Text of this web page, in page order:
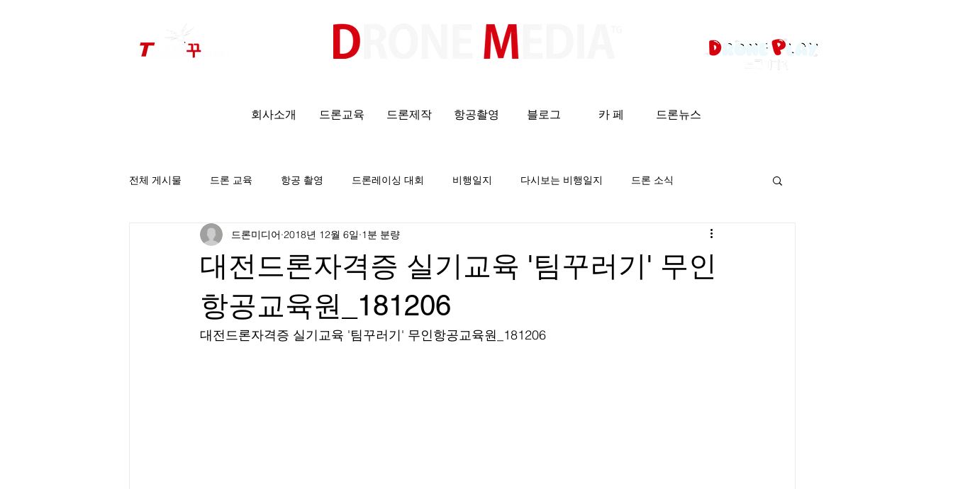
회사소개 드론교육 드론제작 항공촬영 블로그 카 페 드론뉴스
전체 게시물 드론 교육 항공 촬영 드론레이싱 대회 비행일지 다시보는 비행일지 드론 소식
팀꾸러기 소식
대전드론자격증 실기교육 '팀꾸러기' 무인
항공교육원_181206
드론미디어 2018년 12월 6일 1분 분량
대전드론자격증 실기교육 '팀꾸러기' 무인항공교육원_181206